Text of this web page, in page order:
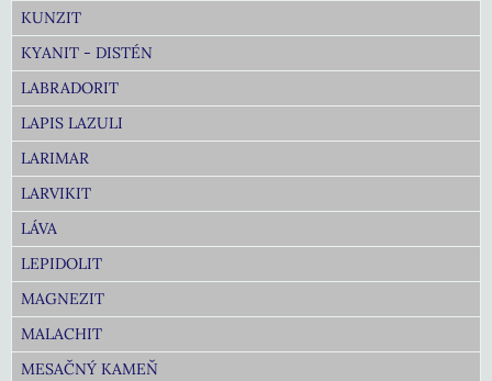
KUNZIT
KYANIT - DISTÉN
LABRADORIT
LAPIS LAZULI
LARIMAR
LARVIKIT
LÁVA
LEPIDOLIT
MAGNEZIT
MALACHIT
MESAČNÝ KAMEŇ